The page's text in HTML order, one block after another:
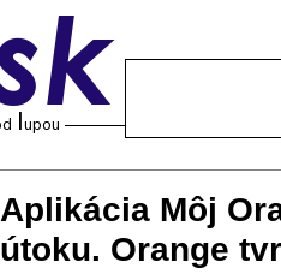
Aplikácia Môj
útoku. Orange